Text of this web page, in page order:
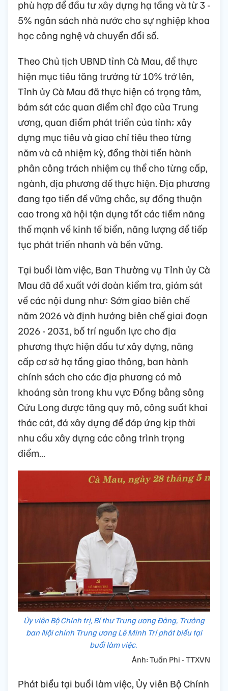
phù hợp để đầu tư xây dựng hạ tầng và từ 3 -
5% ngân sách nhà nước cho sự nghiệp khoa
học công nghệ và chuyển đổi số.
Theo Chủ tịch UBND tỉnh Cà Mau, để thực
hiện mục tiêu tăng trưởng từ 10% trở lên,
Tỉnh ủy Cà Mau đã thực hiện có trọng tâm,
bám sát các quan điểm chỉ đạo của Trung
ương, quan điểm phát triển của tỉnh; xây
dựng mục tiêu và giao chỉ tiêu theo từng
năm và cả nhiệm kỳ, đồng thời tiến hành
phân công trách nhiệm cụ thể cho từng cấp,
ngành, địa phương để thực hiện. Địa phương
đang tạo tiền đề vững chắc, sự đồng thuận
cao trong xã hội tận dụng tốt các tiềm năng
thế mạnh về kinh tế biển, năng lượng để tiếp
tục phát triển nhanh và bền vững.
Tại buổi làm việc, Ban Thường vụ Tỉnh ủy Cà
Mau đã đề xuất với đoàn kiểm tra, giám sát
về các nội dung như: Sớm giao biên chế
năm 2026 và định hướng biên chế giai đoạn
2026 - 2031, bố trí nguồn lực cho địa
phương thực hiện đầu tư xây dựng, nâng
cấp cơ sở hạ tầng giao thông, ban hành
chính sách cho các địa phương có mỏ
khoáng sản trong khu vực Đồng bằng sông
Cửu Long được tăng quy mô, công suất khai
thác cát, đá xây dựng để đáp ứng kịp thời
nhu cầu xây dựng các công trình trọng
điểm…
Ủy viên Bộ Chính trị, Bí thư Trung ương Đảng, Trưởng
ban Nội chính Trung ương Lê Minh Trí phát biểu tại
buổi làm việc.
Ảnh: Tuấn Phi - TTXVN
Phát biểu tại buổi làm việc, Ủy viên Bộ Chính